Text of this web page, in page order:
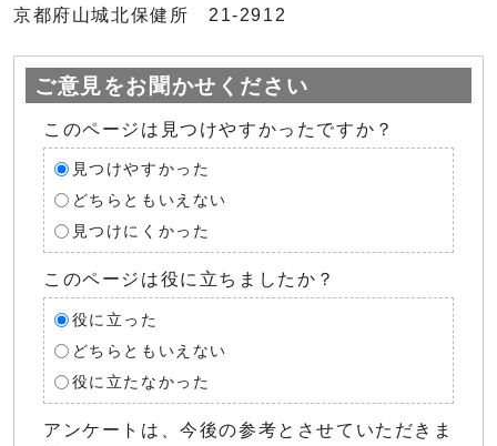
京都府山城北保健所 21-2912
ご意見をお聞かせください
このページは見つけやすかったですか？
見つけやすかった
どちらともいえない
見つけにくかった
このページは役に立ちましたか？
役に立った
どちらともいえない
役に立たなかった
アンケートは、今後の参考とさせていただきま